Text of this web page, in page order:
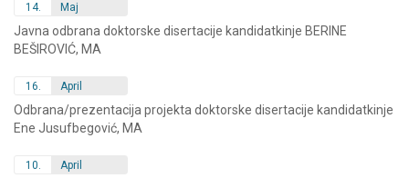
14. Maj
Javna odbrana doktorske disertacije kandidatkinje BERINE
BEŠIROVIĆ, MA
16. April
Odbrana/prezentacija projekta doktorske disertacije kandidatkinje
Ene Jusufbegović, MA
10. April